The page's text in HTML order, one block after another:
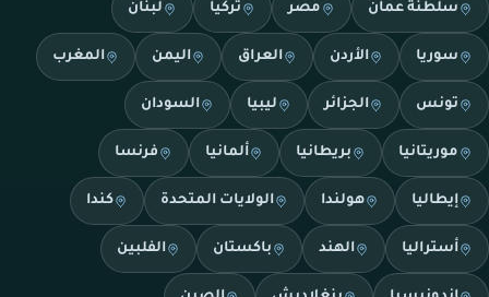
سلطنة عمان مصر تركيا لبنان
سوريا الأردن العراق اليمن المغرب
تونس الجزائر ليبيا السودان
موريتانيا بريطانيا ألمانيا فرنسا
إيطاليا هولندا الولايات المتحدة كندا
أستراليا الهند باكستان الفلبين